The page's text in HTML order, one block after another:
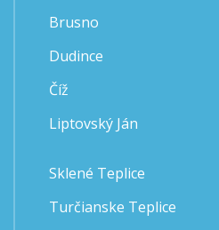
Brusno
Dudince
Číž
Liptovský Ján
Sklené Teplice
Turčianske Teplice